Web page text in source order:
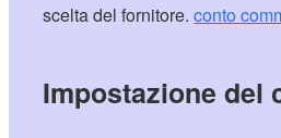
scelta del fornitore.conto
Impostazione del